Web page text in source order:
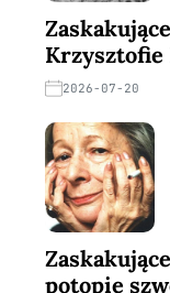
Krzysztofie
2026-07-20
potopie